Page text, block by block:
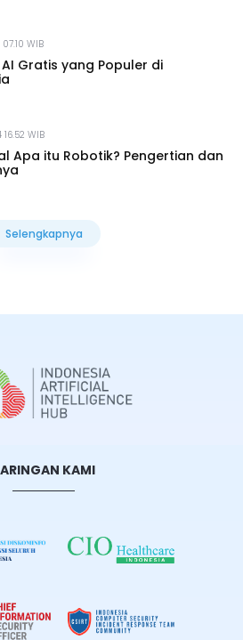
WIB
AI Gratis yang Populer di
WIB
Apa itu Robotik? Pengertian dan
Selengkapnya
KAMI